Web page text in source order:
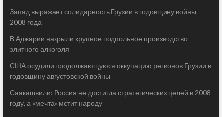
Запад выражает солидарность Грузии в годовщину войны
2008 года
В Аджарии накрыли крупное подпольное производство
элитного алкоголя
США осудили продолжающуюся оккупацию регионов Грузии в
годовщину августовской войны
Саакашвили: Россия не достигла стратегических целей в 2008
году, а «мечта» мстит народу